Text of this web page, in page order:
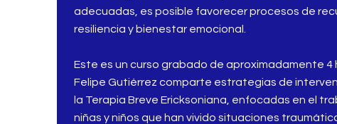
adecuadas, es posible favorecer procesos de
resiliencia y bienestar emocional.
Este es un curso grabado de aproximadamente 4
Felipe Gutiérrez comparte estrategias de
la Terapia Breve Ericksoniana, enfocadas en el
niñas y niños que han vivido situaciones